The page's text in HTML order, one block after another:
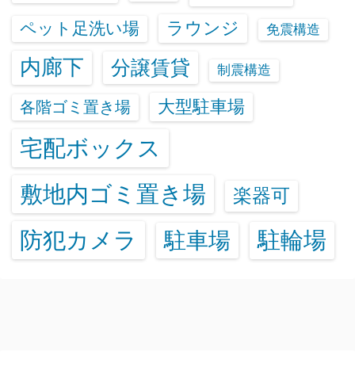
ペット足洗い場 ラウンジ 免震構造
内廊下 分譲賃貸 制震構造
各階ゴミ置き場 大型駐車場
宅配ボックス
敷地内ゴミ置き場
楽器可
防犯カメラ 駐車場 駐輪場